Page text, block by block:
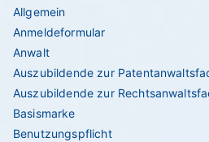
Allgemein
Anmeldeformular
Anwalt
Auszubildende zur
Auszubildende zur
Basismarke
Benutzungspflicht